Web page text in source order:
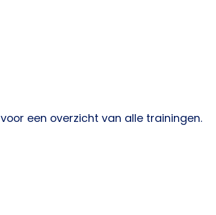
voor een overzicht van alle trainingen.